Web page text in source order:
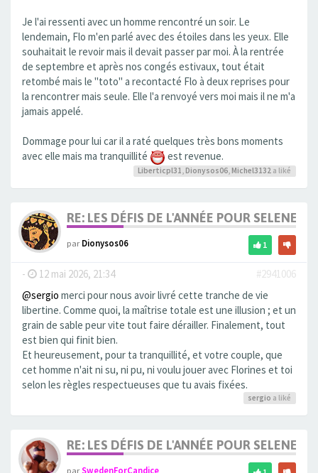
Je l'ai ressenti avec un homme rencontré un soir. Le
lendemain, Flo m'en parlé avec des étoiles dans les yeux. Elle
souhaitait le revoir mais il devait passer par moi. À la rentrée
de septembre et après nos congés estivaux, tout était
retombé mais le "toto" a recontacté Flo à deux reprises pour
la rencontrer mais seule. Elle l'a renvoyé vers moi mais il ne m'a
jamais appelé.
Dommage pour lui car il a raté quelques très bons moments
avec elle mais ma tranquillité
est revenue.
Liberticpl31, Dionysos06, Michel3132 a liké
RE: LES DÉFIS DE L'ANNÉE POUR SELENE
parDionysos06 1
- 12 mai 2026, 21:34
#2941006
@sergio merci pour nous avoir livré cette tranche de vie
libertine. Comme quoi, la maîtrise totale est une illusion ; et un
grain de sable peur vite tout faire dérailler. Finalement, tout
est bien qui finit bien.
Et heureusement, pour ta tranquillité, et votre couple, que
cet homme n'ait ni su, ni pu, ni voulu jouer avec Florines et toi
selon les règles respectueuses que tu avais fixées.
sergio a liké
RE: LES DÉFIS DE L'ANNÉE POUR SELENE
parSwedenForCandice